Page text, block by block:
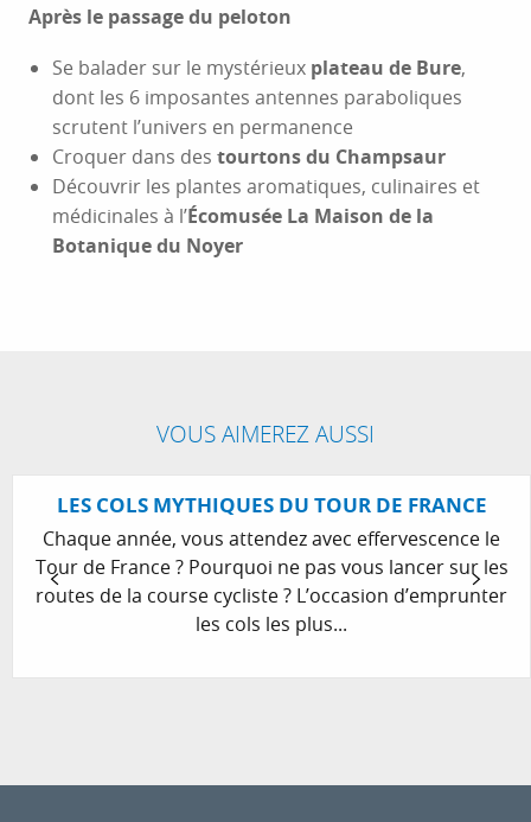
Après le passage du peloton
Se balader sur le mystérieux plateau de Bure,
dont les 6 imposantes antennes paraboliques
scrutent l’univers en permanence
Croquer dans des tourtons du Champsaur
Découvrir les plantes aromatiques, culinaires et
médicinales à l’Écomusée La Maison de la
Botanique du Noyer
VOUS AIMEREZ AUSSI
LES COLS MYTHIQUES DU TOUR DE FRANCE
Chaque année, vous attendez avec effervescence le
Tour de France ? Pourquoi ne pas vous lancer sur les
routes de la course cycliste ? L’occasion d’emprunter
les cols les plus...
VÉLO EN PROVENCE-ALPES-CÔTE
D’AZUR
Bienvenue en Provence-Alpes-Côte d’Azur ! La
région Sud, c’est un cocktail explosif de trois
destinations uniques. La Provence, avec ses